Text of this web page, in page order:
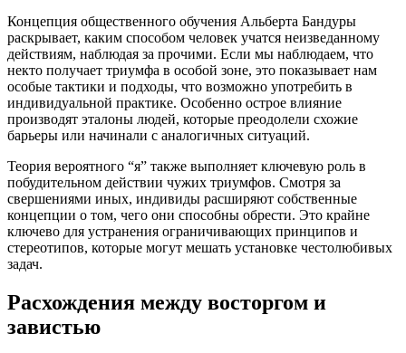
Концепция общественного обучения Альберта Бандуры
раскрывает, каким способом человек учатся неизведанному
действиям, наблюдая за прочими. Если мы наблюдаем, что
некто получает триумфа в особой зоне, это показывает нам
особые тактики и подходы, что возможно употребить в
индивидуальной практике. Особенно острое влияние
производят эталоны людей, которые преодолели схожие
барьеры или начинали с аналогичных ситуаций.
Теория вероятного “я” также выполняет ключевую роль в
побудительном действии чужих триумфов. Смотря за
свершениями иных, индивиды расширяют собственные
концепции о том, чего они способны обрести. Это крайне
ключево для устранения ограничивающих принципов и
стереотипов, которые могут мешать установке честолюбивых
задач.
Расхождения между восторгом и
завистью